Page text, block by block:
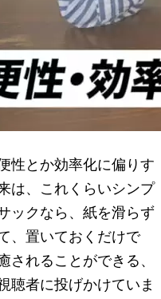
性とか効率化に偏りす
は、これくらいシンプ
ックなら、紙を滑らず
、置いておくだけで
されることができる、
聴者に投げかけていま